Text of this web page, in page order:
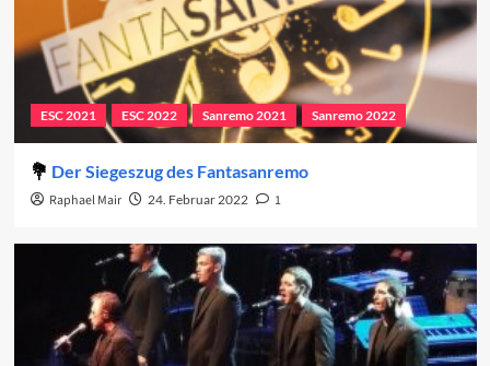
ESC 2021 ESC 2022 Sanremo 2021 Sanremo 2022
Der Siegeszug des Fantasanremo
Raphael Mair 24. Februar 2022 1